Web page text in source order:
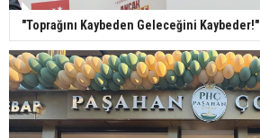
"Toprağını Kaybeden Geleceğini Kaybeder!"